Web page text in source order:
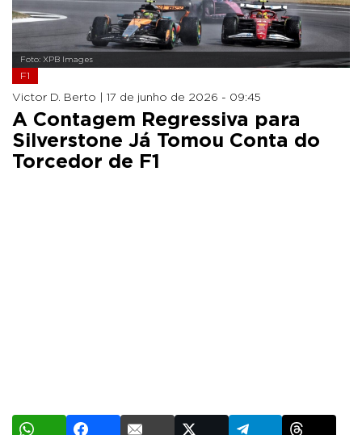
Foto: XPB Images
F1
Victor D. Berto | 17 de junho de 2026 - 09:45
A Contagem Regressiva para
Silverstone Já Tomou Conta do
Torcedor de F1